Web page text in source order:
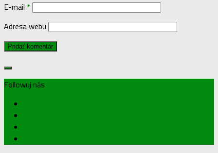
E-mail *
Adresa webu
Followuj nás